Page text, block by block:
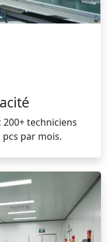
techniciens
par mois.